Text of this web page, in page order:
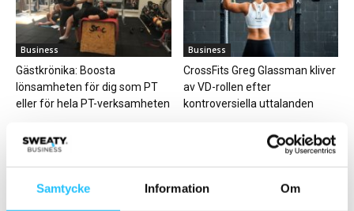
Samtycke Information Om
Business
Gästkrönika: Boosta
lönsamheten för dig som PT
eller för hela PT-verksamheten
Business
CrossFits Greg Glassman kliver
av VD-rollen efter
kontroversiella uttalanden